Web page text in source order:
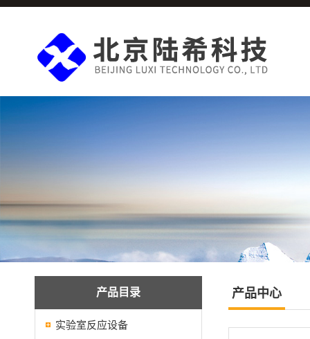
产品目录
实验室反应设备
产品中心